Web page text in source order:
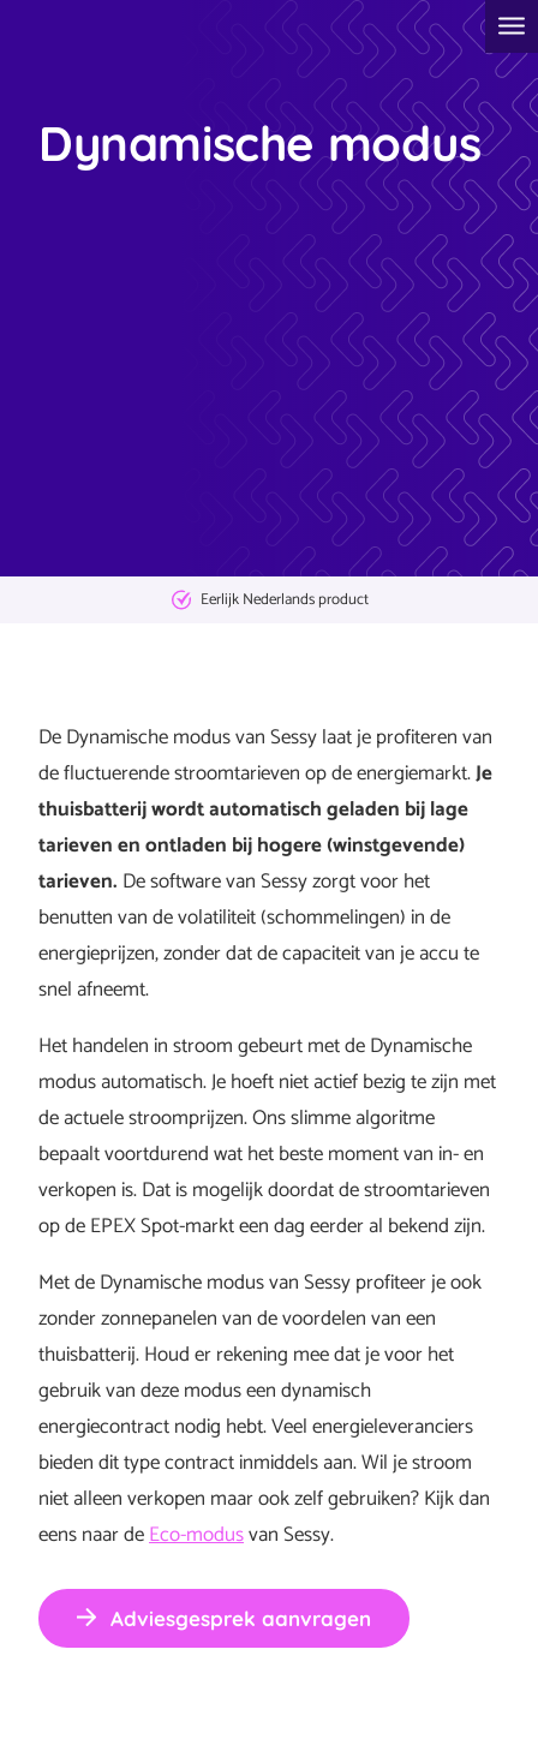
Dynamische modus
Eerlijk Nederlands product
De Dynamische modus van Sessy laat je profiteren van
de fluctuerende stroomtarieven op de energiemarkt.Je
thuisbatterij wordt automatisch geladen bij lage
tarieven en ontladen bij hogere (winstgevende)
tarieven. De software van Sessy zorgt voor het
benutten van de volatiliteit (schommelingen) in de
energieprijzen, zonder dat de capaciteit van je accu te
snel afneemt.
Het handelen in stroom gebeurt met de Dynamische
modus automatisch. Je hoeft niet actief bezig te zijn met
de actuele stroomprijzen. Ons slimme algoritme
bepaalt voortdurend wat het beste moment van in- en
verkopen is. Dat is mogelijk doordat de stroomtarieven
op de EPEX Spot-markt een dag eerder al bekend zijn.
Met de Dynamische modus van Sessy profiteer je ook
zonder zonnepanelen van de voordelen van een
thuisbatterij. Houd er rekening mee dat je voor het
gebruik van deze modus een dynamisch
energiecontract nodig hebt. Veel energieleveranciers
bieden dit type contract inmiddels aan. Wil je stroom
niet alleen verkopen maar ook zelf gebruiken? Kijk dan
eens naar deEco-modusvan Sessy.
Adviesgesprek aanvragen